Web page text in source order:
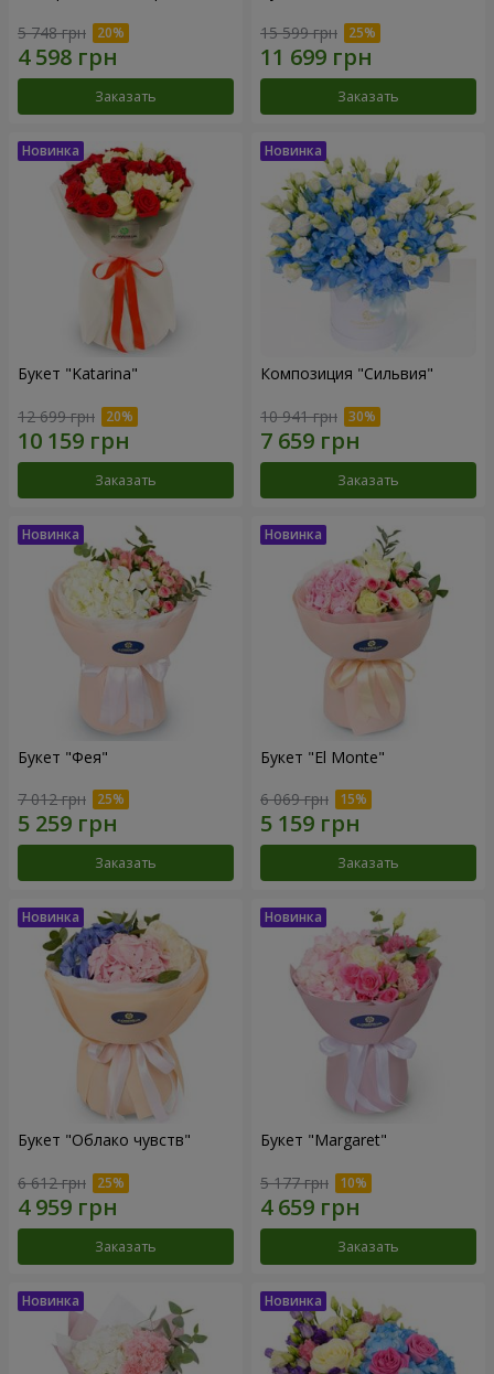
5 748 грн
Заказать
15 599 грн
Заказать
Букет "Katarina"
12 699 грн
Заказать
Композиция "Сильвия"
10 941 грн
Заказать
Букет "Фея"
7 012 грн
Заказать
Букет "El Monte"
6 069 грн
Заказать
Букет "Облако чувств"
6 612 грн
Заказать
Букет "Margaret"
5 177 грн
Заказать